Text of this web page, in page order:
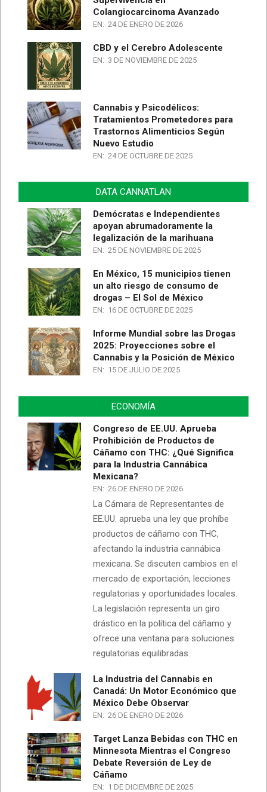
Colangiocarcinoma Avanzado
EN: 24 DE ENERO DE 2026
CBD y el Cerebro Adolescente
EN: 3 DE NOVIEMBRE DE 2025
Cannabis y Psicodélicos:
Tratamientos Prometedores para
Trastornos Alimenticios Según
Nuevo Estudio
EN: 24 DE OCTUBRE DE 2025
DATA CANNATLAN
Demócratas e Independientes
apoyan abrumadoramente la
legalización de la marihuana
EN: 25 DE NOVIEMBRE DE 2025
En México, 15 municipios tienen
un alto riesgo de consumo de
drogas – El Sol de México
EN: 16 DE OCTUBRE DE 2025
Informe Mundial sobre las Drogas
2025: Proyecciones sobre el
Cannabis y la Posición de México
EN: 15 DE JULIO DE 2025
ECONOMÍA
Congreso de EE.UU. Aprueba
Prohibición de Productos de
Cáñamo con THC: ¿Qué Significa
para la Industria Cannábica
Mexicana?
EN: 26 DE ENERO DE 2026
La Cámara de Representantes de
EE.UU. aprueba una ley que prohíbe
productos de cáñamo con THC,
afectando la industria cannábica
mexicana. Se discuten cambios en el
mercado de exportación, lecciones
regulatorias y oportunidades locales.
La legislación representa un giro
drástico en la política del cáñamo y
ofrece una ventana para soluciones
regulatorias equilibradas.
La Industria del Cannabis en
Canadá: Un Motor Económico que
México Debe Observar
EN: 26 DE ENERO DE 2026
Target Lanza Bebidas con THC en
Minnesota Mientras el Congreso
Debate Reversión de Ley de
Cáñamo
EN: 1 DE DICIEMBRE DE 2025